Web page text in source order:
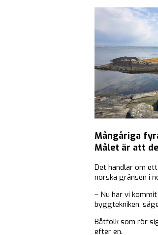
Mångåriga
Målet är att
Det handlar om
norska gränsen i
– Nu har vi
byggtekniken,
Båtfolk som rör
efter en.